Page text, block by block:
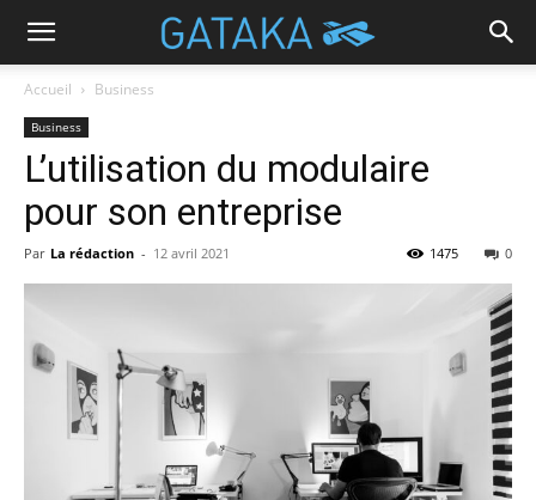
Accueil Business
Business
L’utilisation du modulaire
pour son entreprise
Par La rédaction - 12 avril 2021 0
1475